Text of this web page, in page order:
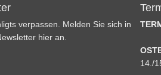
verpassen. Melden Sie sich in
hier an.
14./